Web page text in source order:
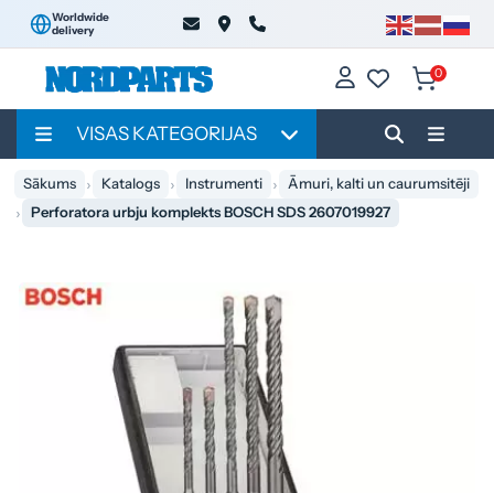
Worldwide
delivery
0
VISAS KATEGORIJAS
Sākums Katalogs Instrumenti
Āmuri, kalti un caurumsitēji
Perforatora urbju komplekts BOSCH SDS 2607019927